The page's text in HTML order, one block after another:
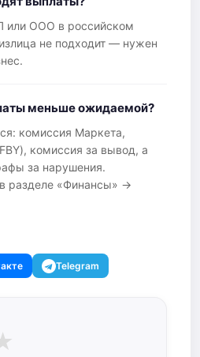
или ООО в российском
не подходит — нужен
меньше ожидаемой?
комиссия Маркета,
комиссия за вывод, а
за нарушения.
разделе «Финансы» →
Telegram